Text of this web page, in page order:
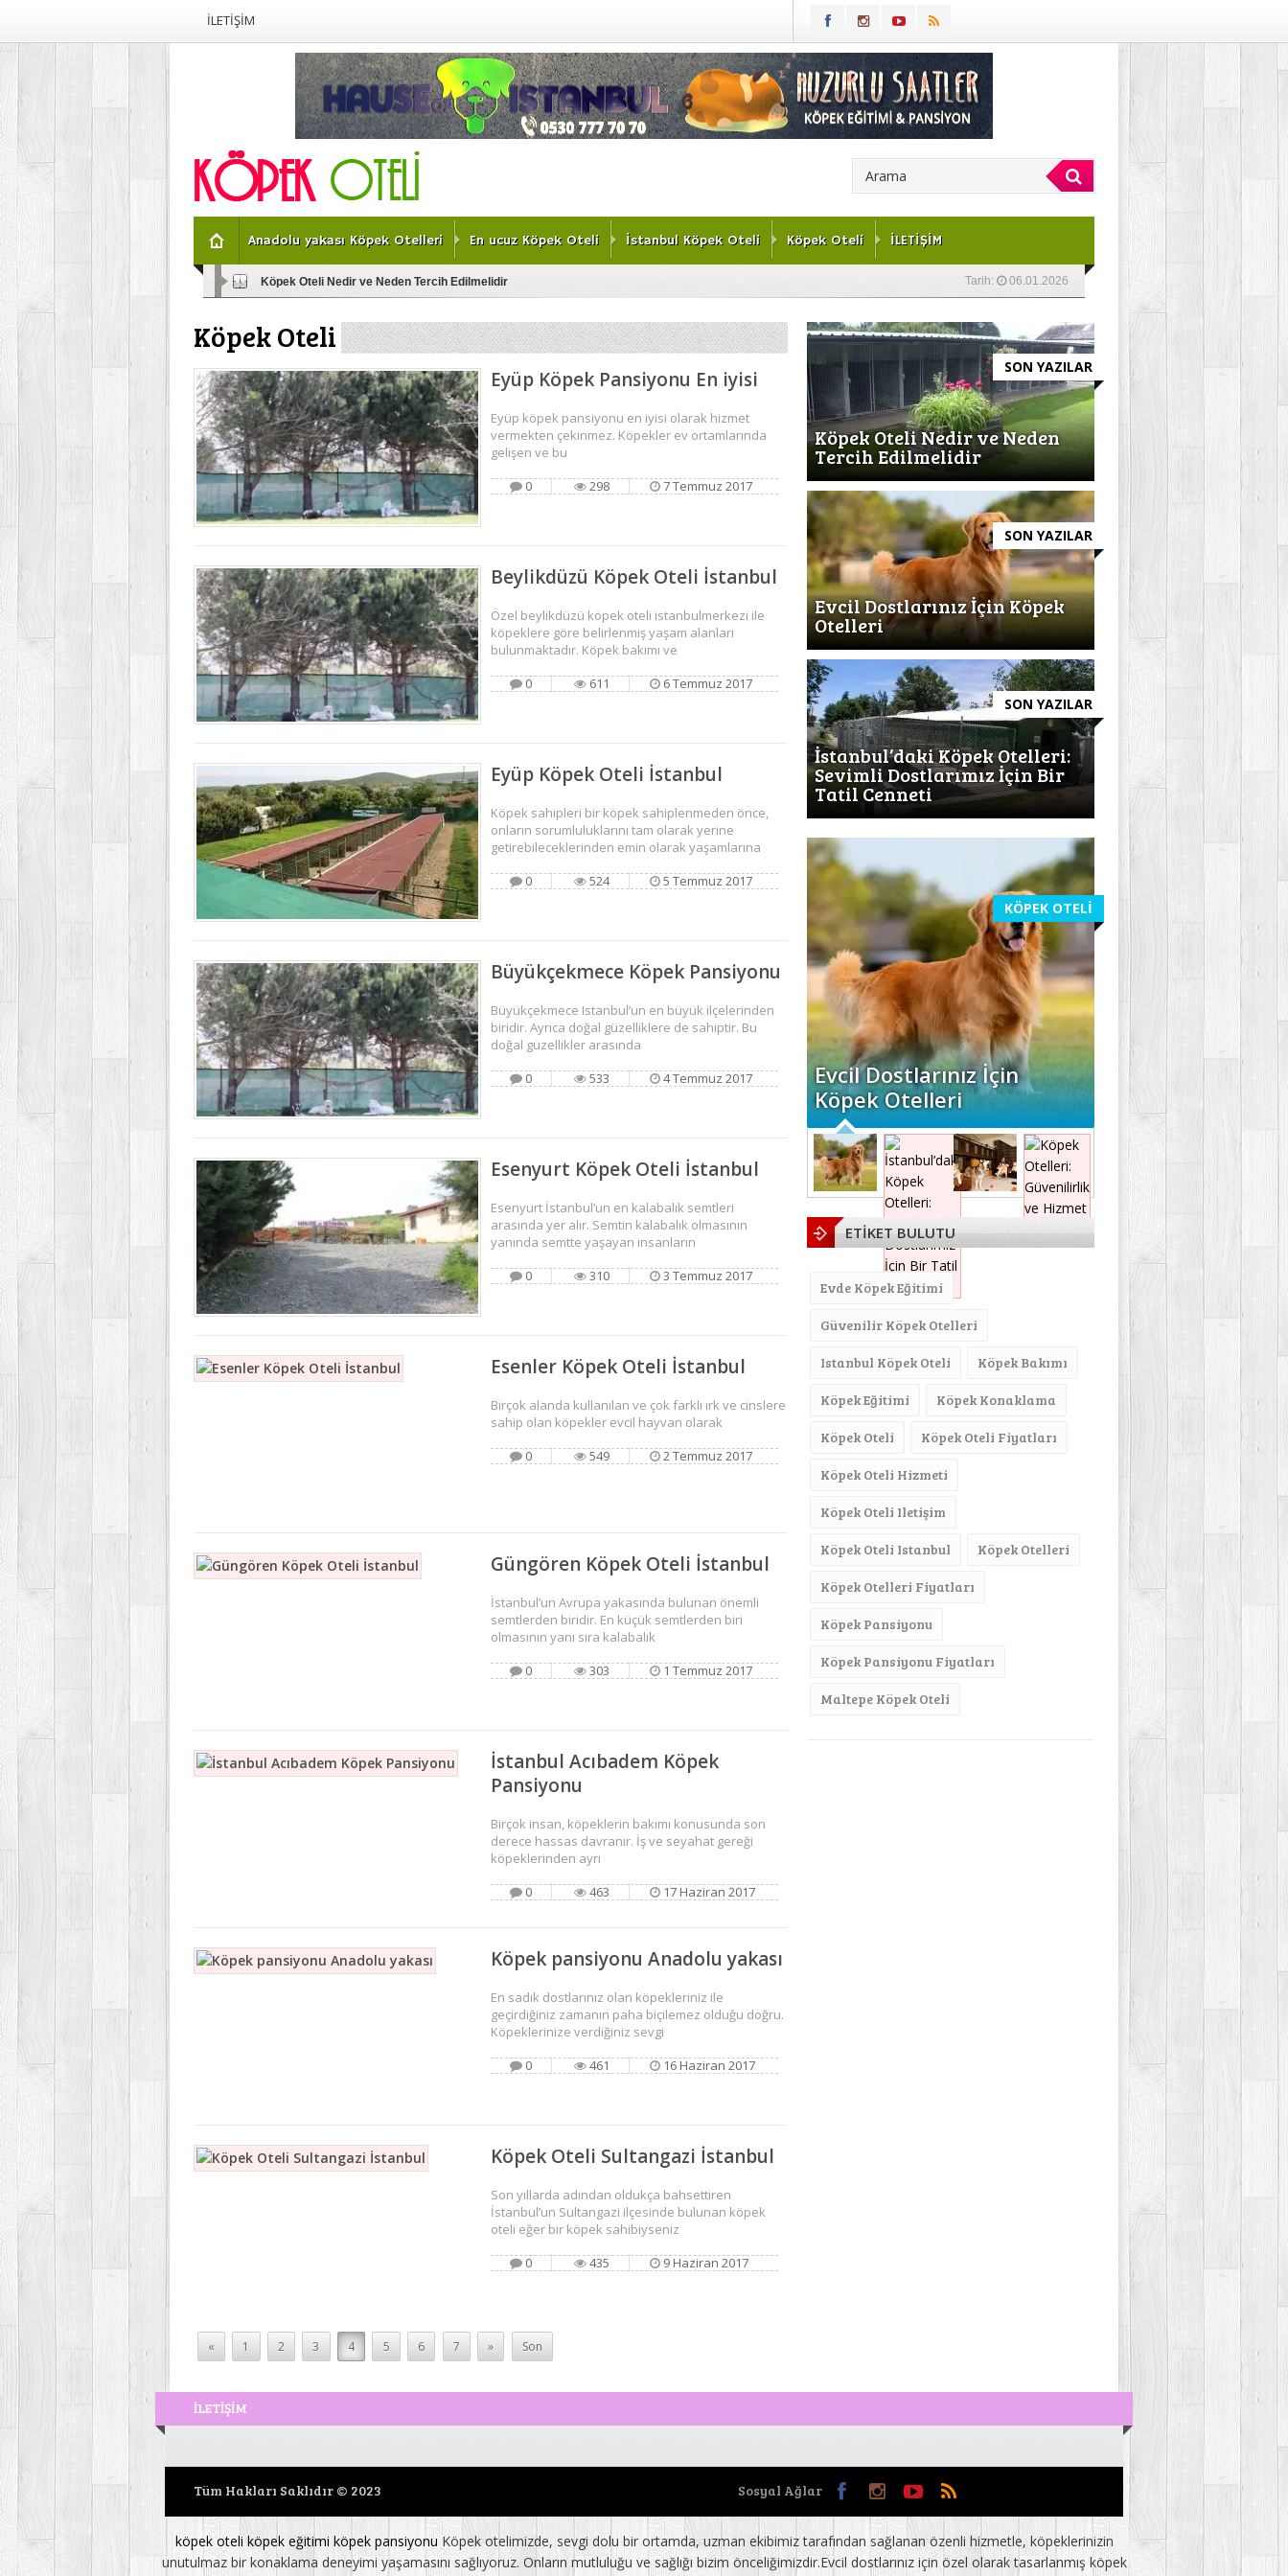
İLETİŞİM
Anadolu yakası Köpek Otelleri En ucuz Köpek Oteli İstanbul Köpek Oteli Köpek Oteli İLETİŞİM
Tarih: 06.01.2026
Köpek Oteli Nedir ve Neden Tercih Edilmelidir
İstanbul’daki Köpek Otelleri: Sevimli Dostlarımız İçin Bir Tatil Cenneti
Köpek Oteli ve Konaklama Merkezi
Evcil Dostlarınız İçin Lüks Köpek Oteli Deneyimi
Köpek Oteli
Eyüp Köpek Pansiyonu En iyisi
Eyüp köpek pansiyonu en iyisi olarak hizmet
vermekten çekinmez. Köpekler ev ortamlarında
gelişen ve bu
0
298 7 Temmuz 2017
Beylikdüzü Köpek Oteli İstanbul
Özel beylikdüzü köpek oteli istanbulmerkezi ile
köpeklere göre belirlenmiş yaşam alanları
bulunmaktadır. Köpek bakımı ve
0
611 6 Temmuz 2017
Eyüp Köpek Oteli İstanbul
Köpek sahipleri bir köpek sahiplenmeden önce,
onların sorumluluklarını tam olarak yerine
getirebileceklerinden emin olarak yaşamlarına
0
524 5 Temmuz 2017
Büyükçekmece Köpek Pansiyonu
Büyükçekmece Istanbul’un en büyük ilçelerinden
biridir. Ayrıca doğal güzelliklere de sahiptir. Bu
doğal güzellikler arasında
0
533 4 Temmuz 2017
Esenyurt Köpek Oteli İstanbul
Esenyurt İstanbul’un en kalabalık semtleri
arasında yer alır. Semtin kalabalık olmasının
yanında semtte yaşayan insanların
0
310 3 Temmuz 2017
Esenler Köpek Oteli İstanbul
Birçok alanda kullanılan ve çok farklı ırk ve cinslere
sahip olan köpekler evcil hayvan olarak
0
549 2 Temmuz 2017
Güngören Köpek Oteli İstanbul
İstanbul’un Avrupa yakasında bulunan önemli
semtlerden biridir. En küçük semtlerden biri
olmasının yanı sıra kalabalık
0
303 1 Temmuz 2017
İstanbul Acıbadem Köpek
Pansiyonu
Birçok insan, köpeklerin bakımı konusunda son
derece hassas davranır. İş ve seyahat gereği
köpeklerinden ayrı
0
463 17 Haziran 2017
Köpek pansiyonu Anadolu yakası
En sadık dostlarınız olan köpekleriniz ile
geçirdiğiniz zamanın paha biçilemez olduğu doğru.
Köpeklerinize verdiğiniz sevgi
0
461 16 Haziran 2017
Köpek Oteli Sultangazi İstanbul
Son yıllarda adından oldukça bahsettiren
İstanbul’un Sultangazi ilçesinde bulunan köpek
oteli eğer bir köpek sahibiyseniz
0
435 9 Haziran 2017
« 1 2 3 4 5 6 7 » Son
SON YAZILAR
Köpek Oteli Nedir ve Neden
Tercih Edilmelidir
SON YAZILAR
Evcil Dostlarınız İçin Köpek
Otelleri
SON YAZILAR
İstanbul’daki Köpek Otelleri:
Sevimli Dostlarımız İçin Bir
Tatil Cenneti
KÖPEK OTELİ
Evcil Dostlarınız İçin
Köpek Otelleri
ETİKET BULUTU
Evde Köpek Eğitimi
Güvenilir Köpek Otelleri
Istanbul Köpek Oteli Köpek Bakımı
Köpek Eğitimi Köpek Konaklama
Köpek Oteli Köpek Oteli Fiyatları
Köpek Oteli Hizmeti
Köpek Oteli Iletişim
Köpek Oteli Istanbul Köpek Otelleri
Köpek Otelleri Fiyatları
Köpek Pansiyonu
Köpek Pansiyonu Fiyatları
Maltepe Köpek Oteli
İLETİŞİM
Tüm Hakları Saklıdır © 2023 Sosyal Ağlar
köpek oteli köpek eğitimi köpek pansiyonu Köpek otelimizde, sevgi dolu bir ortamda, uzman ekibimiz tarafından sağlanan özenli hizmetle, köpeklerinizin
unutulmaz bir konaklama deneyimi yaşamasını sağlıyoruz. Onların mutluluğu ve sağlığı bizim önceliğimizdir.Evcil dostlarınız için özel olarak tasarlanmış köpek